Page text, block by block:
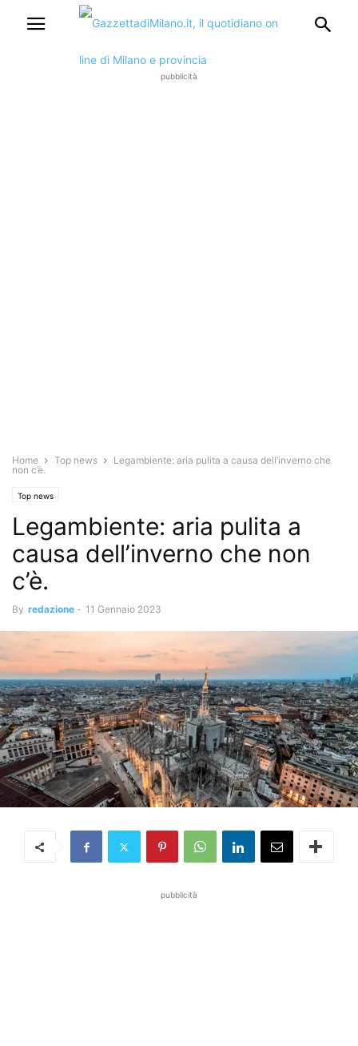
pubblicità
Home Top news
Legambiente: aria pulita a causa dell’inverno che
non c’è.
Top news
Legambiente: aria pulita a
causa dell’inverno che non
c’è.
By redazione - 11 Gennaio 2023
pubblicità